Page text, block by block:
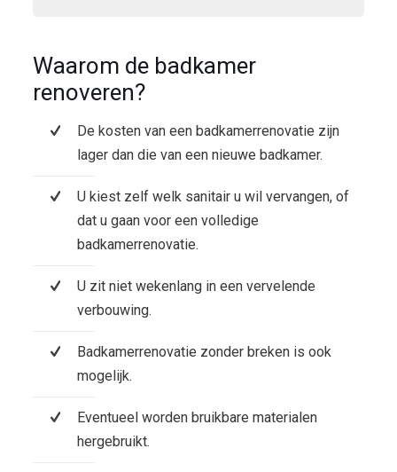
Waarom de badkamer
renoveren?
De kosten van een badkamerrenovatie zijn
lager dan die van een nieuwe badkamer.
U kiest zelf welk sanitair u wil vervangen, of
dat u gaan voor een volledige
badkamerrenovatie.
U zit niet wekenlang in een vervelende
verbouwing.
Badkamerrenovatie zonder breken is ook
mogelijk.
Eventueel worden bruikbare materialen
hergebruikt.